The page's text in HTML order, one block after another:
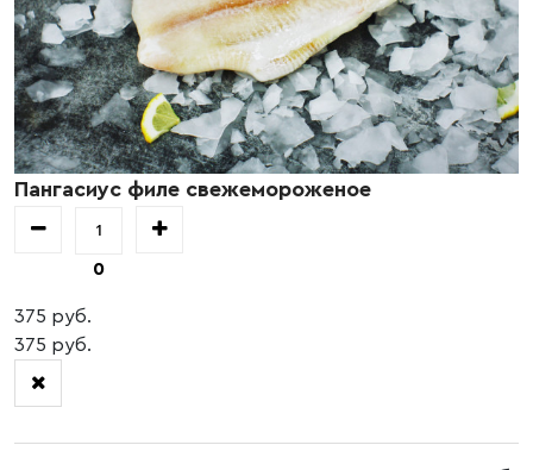
Пангасиус филе свежемороженое
0
375 руб.
375 руб.